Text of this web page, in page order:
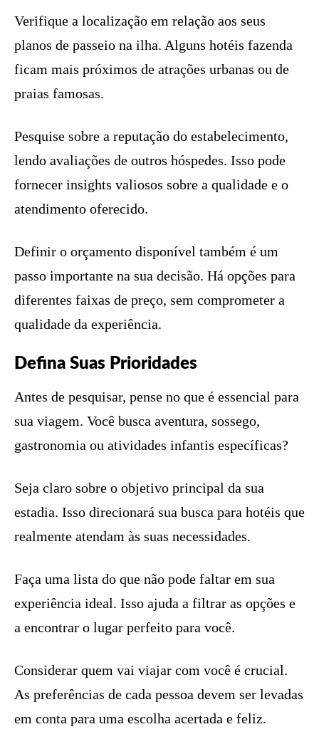
Verifique a localização em relação aos seus
planos de passeio na ilha. Alguns hotéis fazenda
ficam mais próximos de atrações urbanas ou de
praias famosas.
Pesquise sobre a reputação do estabelecimento,
lendo avaliações de outros hóspedes. Isso pode
fornecer insights valiosos sobre a qualidade e o
atendimento oferecido.
Definir o orçamento disponível também é um
passo importante na sua decisão. Há opções para
diferentes faixas de preço, sem comprometer a
qualidade da experiência.
Defina Suas Prioridades
Antes de pesquisar, pense no que é essencial para
sua viagem. Você busca aventura, sossego,
gastronomia ou atividades infantis específicas?
Seja claro sobre o objetivo principal da sua
estadia. Isso direcionará sua busca para hotéis que
realmente atendam às suas necessidades.
Faça uma lista do que não pode faltar em sua
experiência ideal. Isso ajuda a filtrar as opções e
a encontrar o lugar perfeito para você.
Considerar quem vai viajar com você é crucial.
As preferências de cada pessoa devem ser levadas
em conta para uma escolha acertada e feliz.